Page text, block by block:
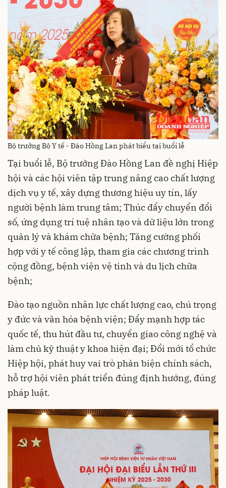
Bộ trưởng Bộ Y tế - Đào Hồng Lan phát biểu tại buổi lễ
Tại buổi lễ, Bộ trưởng Đào Hồng Lan đề nghị Hiệp
hội và các hội viên tập trung nâng cao chất lượng
dịch vụ y tế, xây dựng thương hiệu uy tín, lấy
người bệnh làm trung tâm; Thúc đẩy chuyển đổi
số, ứng dụng trí tuệ nhân tạo và dữ liệu lớn trong
quản lý và khám chữa bệnh; Tăng cường phối
hợp với y tế công lập, tham gia các chương trình
cộng đồng, bệnh viện vệ tinh và du lịch chữa
bệnh;
Đào tạo nguồn nhân lực chất lượng cao, chú trọng
y đức và văn hóa bệnh viện; Đẩy mạnh hợp tác
quốc tế, thu hút đầu tư, chuyển giao công nghệ và
làm chủ kỹ thuật y khoa hiện đại; Đổi mới tổ chức
Hiệp hội, phát huy vai trò phản biện chính sách,
hỗ trợ hội viên phát triển đúng định hướng, đúng
pháp luật.